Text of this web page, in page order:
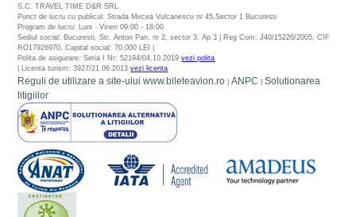
S.C. TRAVEL TIME D&R SRL
Punct de lucru cu publicul: Strada Mircea Vulcanescu nr 45,Sector 1 Bucuresti
Program de lucru: Luni - Vineri 09:00 - 18:00
Sediul social: Bucuresti, Str. Anton Pan, nr 2, sector 3, Ap 3 | Reg Com: J40/15226/2005, CIF
RO17926970, Capital social: 70.000 LEI |
Polita de asigurare: Seria I Nr: 52194/04.10.2019vezi polita
| Licenta turism: 3927/21.06.2013vezi licenta
Reguli de utilizare a site-ului www.bileteavion.ro |ANPC |Solutionarea
litigiilor